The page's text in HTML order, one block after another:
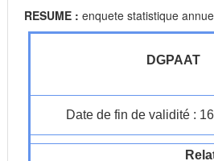
RESUME : enquete statistique
DGPAAT
Date de fin de validité :